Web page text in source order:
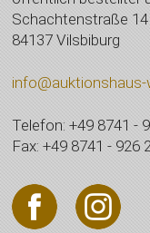
Schachtenstraße 14
84137 Vilsbiburg
info@auktionshaus-
Telefon: +49 8741 -
Fax: +49 8741 - 926